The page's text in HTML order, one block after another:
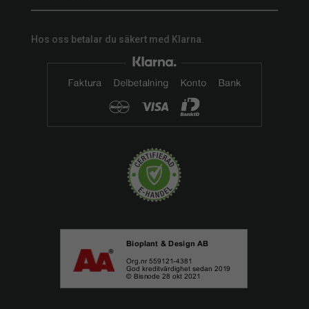
Hos oss betalar du säkert med Klarna.